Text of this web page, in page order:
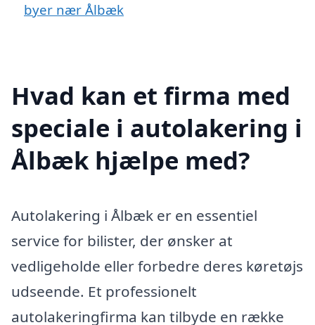
byer nær Ålbæk
Hvad kan et firma med
speciale i autolakering i
Ålbæk hjælpe med?
Autolakering i Ålbæk er en essentiel
service for bilister, der ønsker at
vedligeholde eller forbedre deres køretøjs
udseende. Et professionelt
autolakeringfirma kan tilbyde en række